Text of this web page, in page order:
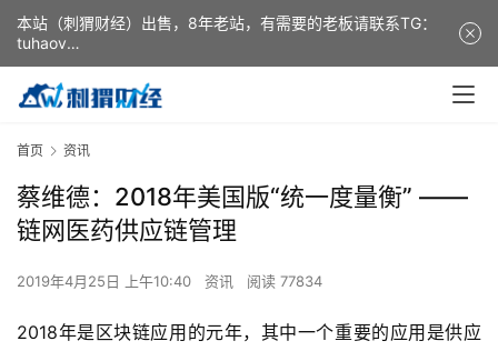
首页 资讯
蔡维德：2018年美国版“统一度量衡” ——
链网医药供应链管理
2019年4月25日 上午10:40 资讯 阅读 77834
​2018年是区块链应用的元年，其中一个重要的应用是供应
本站（刺猬财经）出售，8年老站，有需要的老板请联系TG：
tuhaov
This website (ciweicaijing) is for sale. It is a 8-year-old
website. If you need it, please contact TG: tuhaov